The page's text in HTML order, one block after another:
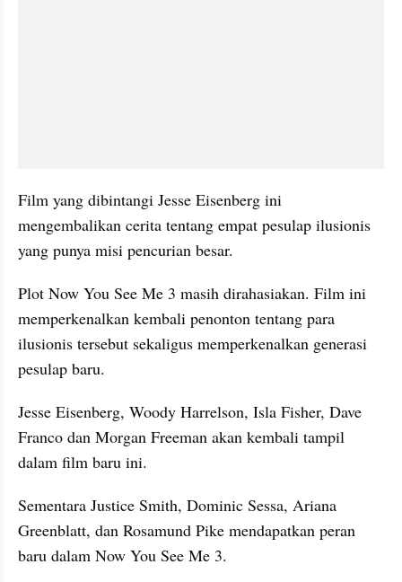
Film yang dibintangi Jesse Eisenberg ini
mengembalikan cerita tentang empat pesulap ilusionis
yang punya misi pencurian besar.
Plot Now You See Me 3 masih dirahasiakan. Film ini
memperkenalkan kembali penonton tentang para
ilusionis tersebut sekaligus memperkenalkan generasi
pesulap baru.
Jesse Eisenberg, Woody Harrelson, Isla Fisher, Dave
Franco dan Morgan Freeman akan kembali tampil
dalam film baru ini.
Sementara Justice Smith, Dominic Sessa, Ariana
Greenblatt, dan Rosamund Pike mendapatkan peran
baru dalam Now You See Me 3.